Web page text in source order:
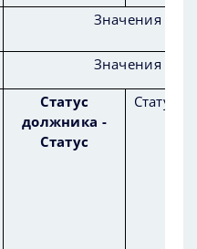
Значения
Значения
Статус
должника -
Статус
Статус